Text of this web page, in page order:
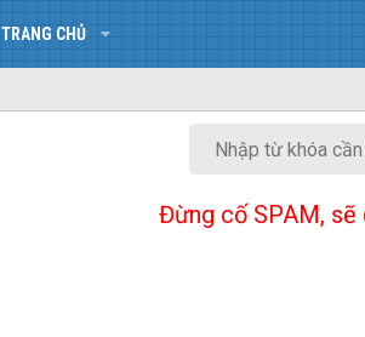
TRANG CHỦ
Đừng cố SPAM, sẽ